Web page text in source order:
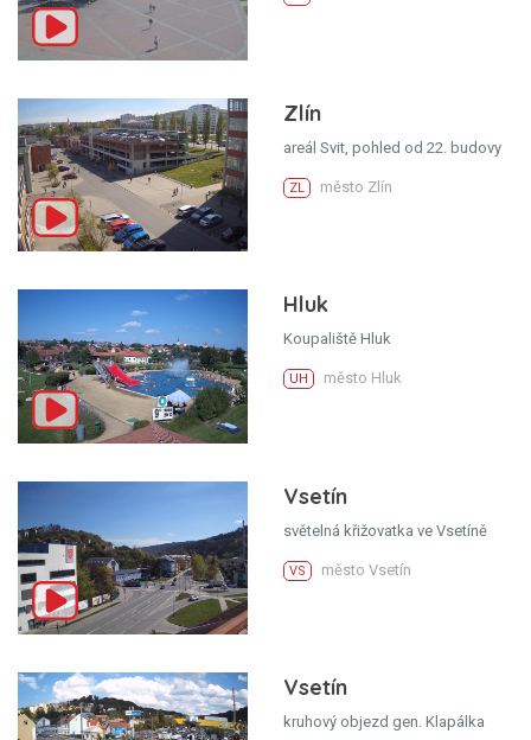
Zlín
areál Svit, pohled od 22. budovy
ZL město Zlín
Hluk
Koupaliště Hluk
UH město Hluk
Vsetín
světelná křižovatka ve Vsetíně
VS město Vsetín
Vsetín
kruhový objezd gen. Klapálka